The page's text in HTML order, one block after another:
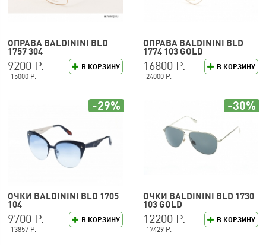
ОПРАВА BALDININI BLD
1757 304
В КОРЗИНУ
9200 Р.
15000 Р.
ОПРАВА BALDININI BLD
1774 103 GOLD
В КОРЗИНУ
16800 Р.
24000 Р.
ОЧКИ BALDININI BLD 1705
104
В КОРЗИНУ
9700 Р.
13857 Р.
-29%
ОЧКИ BALDININI BLD 1730
103 GOLD
В КОРЗИНУ
12200 Р.
17429 Р.
-30%